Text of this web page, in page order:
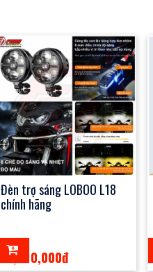
Đèn trợ sáng LOBOO L18
chính hãng
19,500,000đ